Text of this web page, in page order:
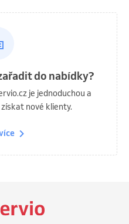
do nabídky?
je jednoduchou a
nové klienty.